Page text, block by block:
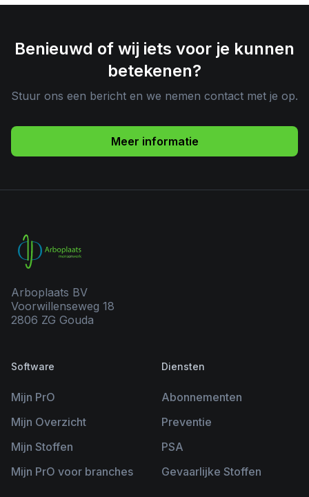
Benieuwd of wij iets voor je kunnen
betekenen?
Stuur ons een bericht en we nemen contact met je op.
Meer informatie
Arboplaats BV
Voorwillenseweg 18
2806 ZG Gouda
Software
Mijn PrO
Mijn Overzicht
Mijn Stoffen
Mijn PrO voor branches
Diensten
Abonnementen
Preventie
PSA
Gevaarlijke Stoffen